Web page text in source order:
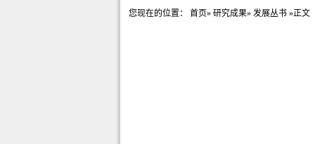
您现在的位置： 首页» 研究成果» 发展丛书 »正文